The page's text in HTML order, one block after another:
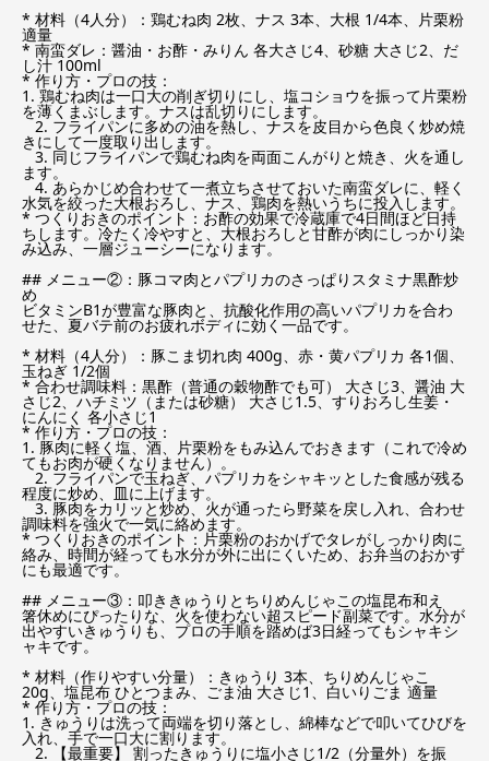
* 材料（4人分）：鶏むね肉 2枚、ナス 3本、大根 1/4本、片栗粉
適量
* 南蛮ダレ：醤油・お酢・みりん 各大さじ4、砂糖 大さじ2、だ
し汁 100ml
* 作り方・プロの技：
1. 鶏むね肉は一口大の削ぎ切りにし、塩コショウを振って片栗粉
を薄くまぶします。ナスは乱切りにします。
2. フライパンに多めの油を熱し、ナスを皮目から色良く炒め焼
きにして一度取り出します。
3. 同じフライパンで鶏むね肉を両面こんがりと焼き、火を通し
ます。
4. あらかじめ合わせて一煮立ちさせておいた南蛮ダレに、軽く
水気を絞った大根おろし、ナス、鶏肉を熱いうちに投入します。
* つくりおきのポイント：お酢の効果で冷蔵庫で4日間ほど日持
ちします。冷たく冷やすと、大根おろしと甘酢が肉にしっかり染
み込み、一層ジューシーになります。
## メニュー②：豚コマ肉とパプリカのさっぱりスタミナ黒酢炒
め
ビタミンB1が豊富な豚肉と、抗酸化作用の高いパプリカを合わ
せた、夏バテ前のお疲れボディに効く一品です。
* 材料（4人分）：豚こま切れ肉 400g、赤・黄パプリカ 各1個、
玉ねぎ 1/2個
* 合わせ調味料：黒酢（普通の穀物酢でも可） 大さじ3、醤油 大
さじ2、ハチミツ（または砂糖） 大さじ1.5、すりおろし生姜・
にんにく 各小さじ1
* 作り方・プロの技：
1. 豚肉に軽く塩、酒、片栗粉をもみ込んでおきます（これで冷め
てもお肉が硬くなりません）。
2. フライパンで玉ねぎ、パプリカをシャキッとした食感が残る
程度に炒め、皿に上げます。
3. 豚肉をカリッと炒め、火が通ったら野菜を戻し入れ、合わせ
調味料を強火で一気に絡めます。
* つくりおきのポイント：片栗粉のおかげでタレがしっかり肉に
絡み、時間が経っても水分が外に出にくいため、お弁当のおかず
にも最適です。
## メニュー③：叩ききゅうりとちりめんじゃこの塩昆布和え
箸休めにぴったりな、火を使わない超スピード副菜です。水分が
出やすいきゅうりも、プロの手順を踏めば3日経ってもシャキシ
ャキです。
* 材料（作りやすい分量）：きゅうり 3本、ちりめんじゃこ
20g、塩昆布 ひとつまみ、ごま油 大さじ1、白いりごま 適量
* 作り方・プロの技：
1. きゅうりは洗って両端を切り落とし、綿棒などで叩いてひびを
入れ、手で一口大に割ります。
2. 【最重要】 割ったきゅうりに塩小さじ1/2（分量外）を振